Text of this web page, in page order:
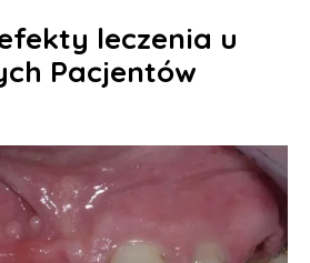
leczenia u
Pacjentów